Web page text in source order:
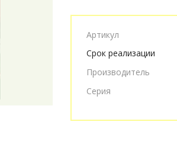
Артикул
Срок реализации
Производитель
Серия